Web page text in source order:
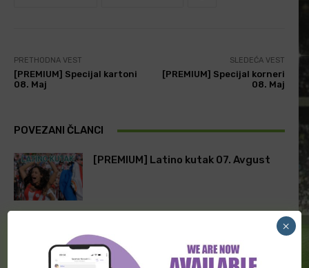
PRETHODNA VEST
[PREMIUM] Specijal kartoni
08. Maj
SLEDEĆA VEST
[PREMIUM] Specijal korneri
08. Maj
POVEZANI ČLANCI
[PREMIUM] Latino kutak 07. Avgust
Avgust
×